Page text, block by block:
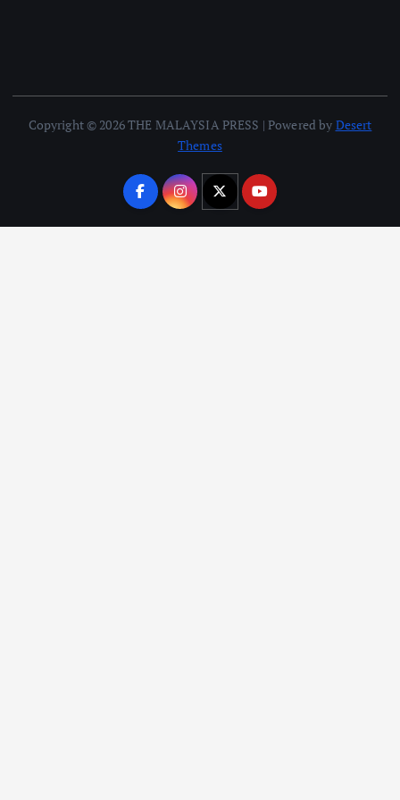
Copyright © 2026 THE MALAYSIA PRESS | Powered by Desert
Themes